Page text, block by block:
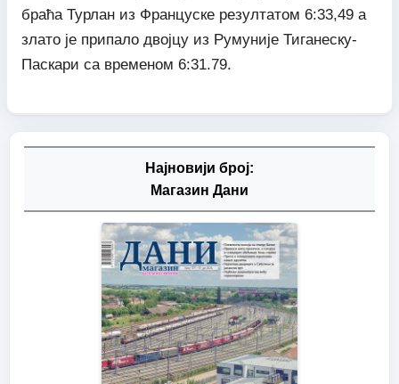
браћа Турлан из Француске резултатом 6:33,49 а
злато је припало двојцу из Румуније Тиганеску-
Паскари са временом 6:31.79.
Најновији број:
Магазин Дани